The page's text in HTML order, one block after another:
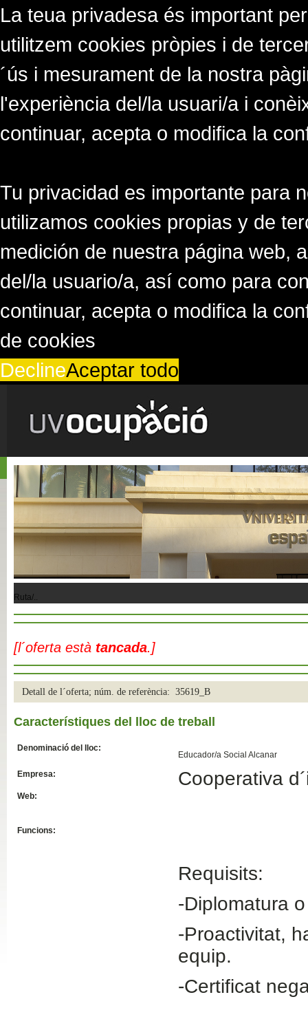
La teua privadesa és important
utilitzem cookies pròpies i de
´ús i mesurament de la nostra
l'experiència del/la usuari/a i
continuar, acepta o modifica la
Tu privacidad es importante para
utilizamos cookies propias y de
medición de nuestra página web,
del/la usuario/a, así como para
continuar, acepta o modifica la
de cookies
DeclineAceptar todo
Ruta/..
[l´oferta està tancada.]
Detall de l´oferta; núm. de referència: 35619_B
Característiques del lloc de treball
Denominació del lloc:
Educador/a Social Alcanar
Empresa:
Cooperativa
Web:
Funcions:
Requisits:
-Diplomatura
-Proactivitat,
equip.
-Certificat